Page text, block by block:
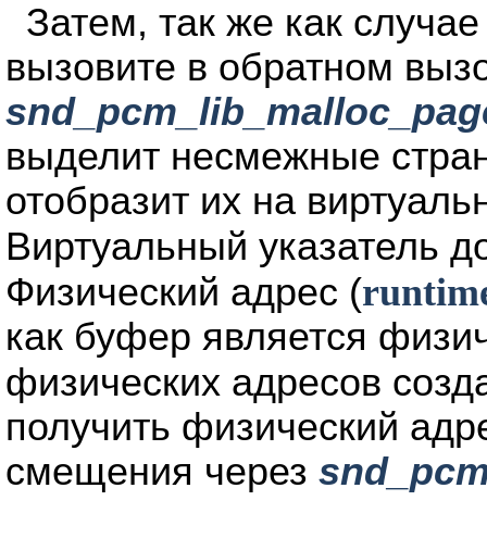
Затем, так же как
вызовите в обратном
выделит несмежные
отобразит их на
Виртуальный указатель
Физический адрес (
как буфер является
физических адресов
получить физический
смещения через